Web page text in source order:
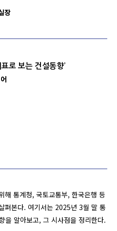
장
로 보는 건설동향’
해 통계청, 국토교통부, 한국은행 등
펴본다. 여기서는 2025년 3월 말 통
을 알아보고, 그 시사점을 정리한다.